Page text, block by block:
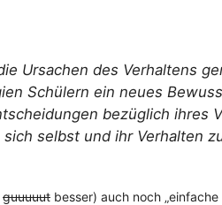
Ursachen des Verhaltens
Schülern ein neues
bezüglich ihres
selbst und ihr Verhalten
guuuuut besser) auch noch